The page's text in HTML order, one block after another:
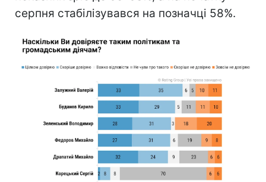
серпня стабілізувався на позначці 58%.